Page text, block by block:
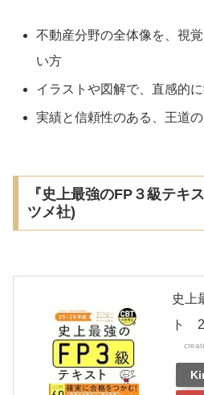
不動産分野の全体像を、視
い方
イラストや図解で、直感的
実績と信頼性のある、王道
『史上最強のFP３級テ
ツメ社)
史上
ト